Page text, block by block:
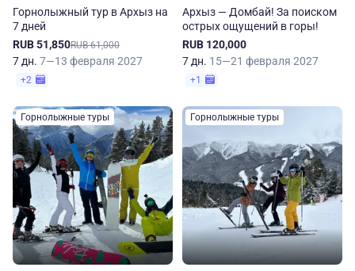
Горнолыжный тур в Архыз на
7 дней
RUB 51,850RUB 61,000
7 дн. 7—13 февраля 2027
+2
Архыз — Домбай! За поиском
острых ощущений в горы!
RUB 120,000
7 дн. 15—21 февраля 2027
+1
Горнолыжные туры Горнолыжные туры